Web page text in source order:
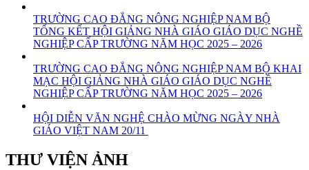
TRƯỜNG CAO ĐẲNG NÔNG NGHIỆP NAM BỘ
TỔNG KẾT HỘI GIẢNG NHÀ GIÁO GIÁO DỤC NGHỀ
NGHIỆP CẤP TRƯỜNG NĂM HỌC 2025 – 2026
TRƯỜNG CAO ĐẲNG NÔNG NGHIỆP NAM BỘ KHAI
MẠC HỘI GIẢNG NHÀ GIÁO GIÁO DỤC NGHỀ
NGHIỆP CẤP TRƯỜNG NĂM HỌC 2025 – 2026
HỘI DIỄN VĂN NGHỆ CHÀO MỪNG NGÀY NHÀ
GIÁO VIỆT NAM 20/11
THƯ VIỆN ẢNH